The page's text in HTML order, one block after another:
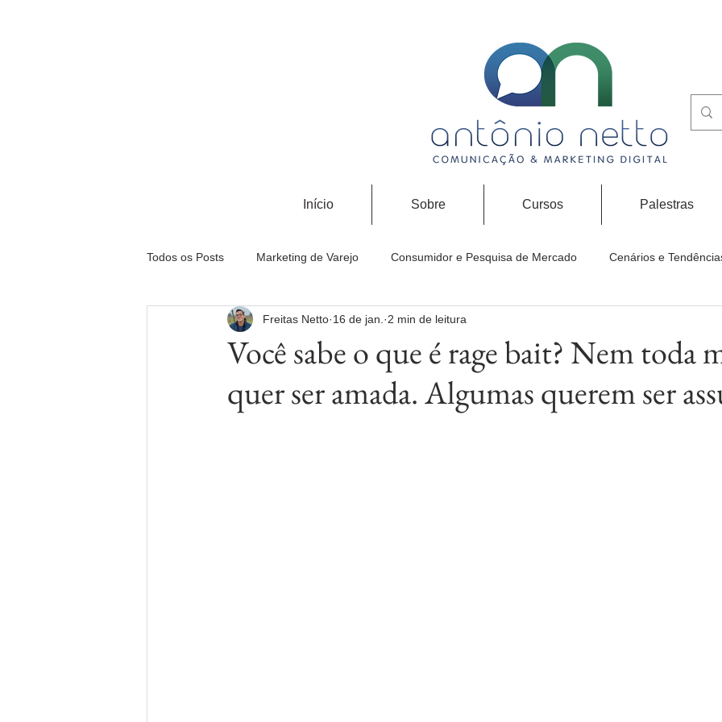
Início Sobre Cursos Palestras
Todos os Posts Marketing de Varejo Consumidor e Pesquisa de Mercado Cenários e
Marketing Digital
Você sabe o que é rage bait? Nem toda
quer ser amada. Algumas querem ser
Freitas Netto 16 de jan. 2 min de leitura